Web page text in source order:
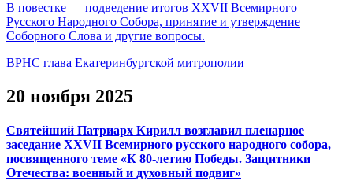
В повестке — подведение итогов XXVII Всемирного
Русского Народного Собора, принятие и утверждение
Соборного Слова и другие вопросы.
ВРНС глава Екатеринбургской митрополии
20 ноября 2025
Святейший Патриарх Кирилл возглавил пленарное
заседание XXVII Всемирного русского народного собора,
посвященного теме «К 80-летию Победы. Защитники
Отечества: военный и духовный подвиг»